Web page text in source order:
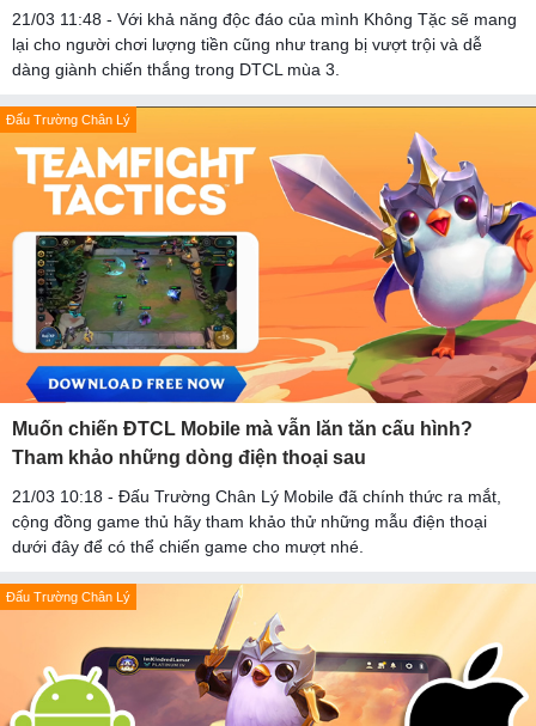
21/03 11:48 - Với khả năng độc đáo của mình Không Tặc sẽ mang
lại cho người chơi lượng tiền cũng như trang bị vượt trội và dễ
dàng giành chiến thắng trong DTCL mùa 3.
Đấu Trường Chân Lý
Muốn chiến ĐTCL Mobile mà vẫn lăn tăn cấu hình?
Tham khảo những dòng điện thoại sau
21/03 10:18 - Đấu Trường Chân Lý Mobile đã chính thức ra mắt,
cộng đồng game thủ hãy tham khảo thử những mẫu điện thoại
dưới đây để có thể chiến game cho mượt nhé.
Đấu Trường Chân Lý